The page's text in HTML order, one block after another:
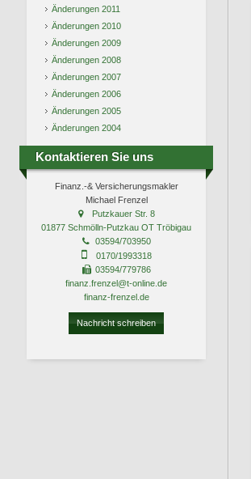
Änderungen 2011
Änderungen 2010
Änderungen 2009
Änderungen 2008
Änderungen 2007
Änderungen 2006
Änderungen 2005
Änderungen 2004
Kontaktieren Sie uns
Finanz.-& Versicherungsmakler
Michael Frenzel
Putzkauer Str. 8
01877 Schmölln-Putzkau OT Tröbigau
03594/703950
0170/1993318
03594/779786
finanz.frenzel@t-online.de
finanz-frenzel.de
Nachricht schreiben